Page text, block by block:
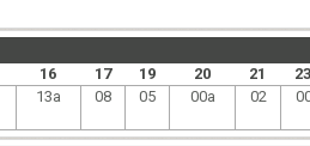
16 17 19 20 21 23
13a 08 05 00a 02